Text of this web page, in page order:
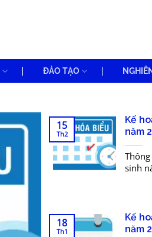
ĐÀO TẠO
Kế
năm
sinh
15
Th2
Kế
năm
18
Th1